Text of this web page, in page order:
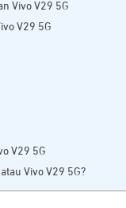
Vivo V29 5G
V29 5G
V29 5G
Vivo V29 5G?